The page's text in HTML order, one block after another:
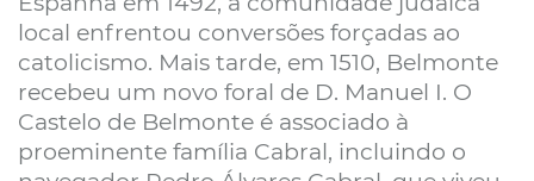
local enfrentou conversões forçadas ao
catolicismo. Mais tarde, em 1510, Belmonte
recebeu um novo foral de D. Manuel I. O
Castelo de Belmonte é associado à
proeminente família Cabral, incluindo o